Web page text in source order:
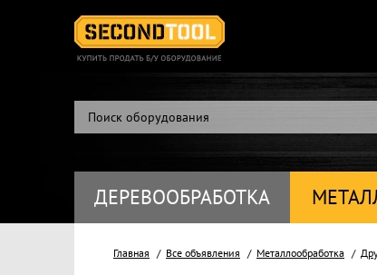
ДЕРЕВООБРАБОТКА
Главная Все объявления Металлообработка